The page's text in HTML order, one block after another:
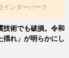
インターパーク
技術でも破損。令和
揺れ」が明らかにし